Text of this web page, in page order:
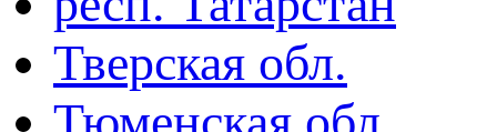
Тверская обл.